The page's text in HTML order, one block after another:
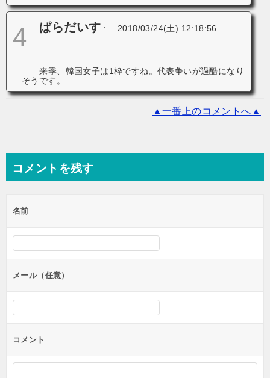
4 ぱらだいす : 2018/03/24(土) 12:18:56
来季、韓国女子は1枠ですね。代表争いが過酷になり
そうです。
▲一番上のコメントへ▲
コメントを残す
名前
メール（任意）
コメント